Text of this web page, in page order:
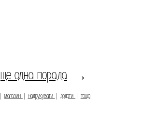
ще одна порада →
магазин надрукувати додати тощо